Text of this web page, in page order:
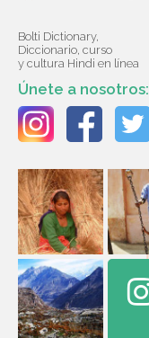
Bolti Dictionary,
Diccionario, curso
y cultura Hindi en línea
Únete a nosotros: